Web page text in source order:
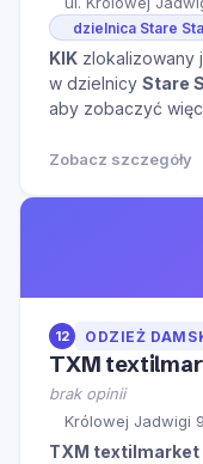
dzielnica Stare
KIK zlokalizowany
w dzielnicy Stare
aby zobaczyć
Zobacz szczegóły
12 ODZIEŻ
TXM
brak opinii
Królowej Jadwigi
TXM textilmarket